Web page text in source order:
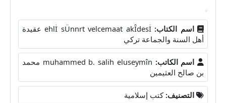
اسم الكتاب:
ehlİ sÜnnrt velcemaat akÎdesİ عقيدة
أهل السنة والجماعة تركي
اسم الكاتب:
muhammed b. salih eluseymîn محمد
بن صالح العثيمين
التصنيف: كتب إسلامية